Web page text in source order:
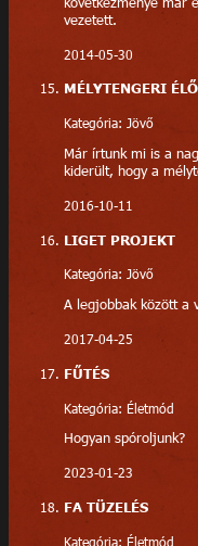
vezetett.
2014-05-30
MÉLYTENGERI
Kategória: Jövő
Már írtunk mi is a
kiderült, hogy a
2016-10-11
LIGET PROJEKT
Kategória: Jövő
A legjobbak között a
2017-04-25
FŰTÉS
Kategória: Életmód
Hogyan spóroljunk?
2023-01-23
FA TÜZELÉS
Kategória: Életmód